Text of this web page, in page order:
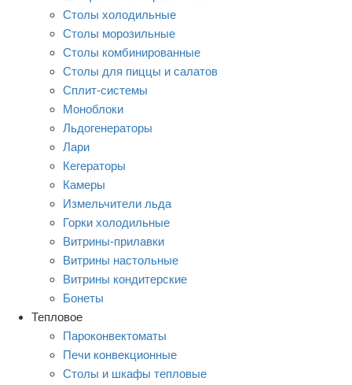
Столы холодильные
Столы морозильные
Столы комбинированные
Столы для пиццы и салатов
Сплит-системы
Моноблоки
Льдогенераторы
Лари
Кегераторы
Камеры
Измельчители льда
Горки холодильные
Витрины-прилавки
Витрины настольные
Витрины кондитерские
Бонеты
Тепловое
Пароконвектоматы
Печи конвекционные
Столы и шкафы тепловые